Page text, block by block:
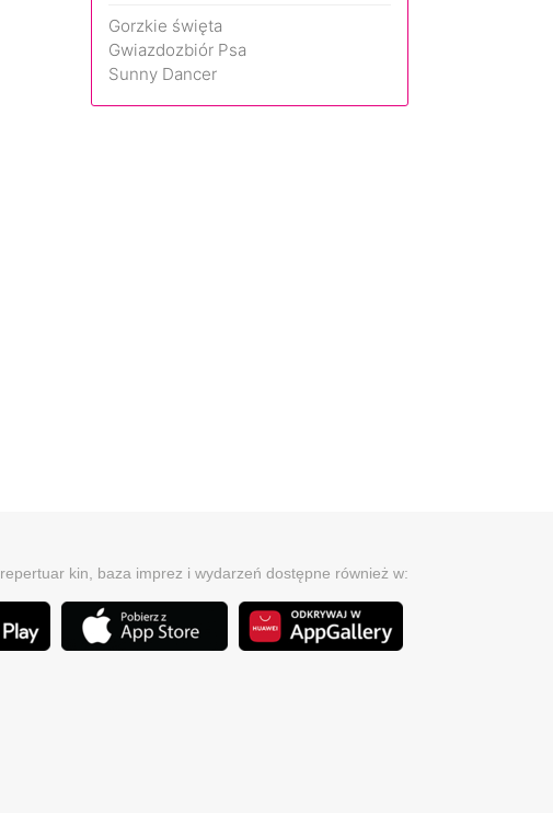
Gorzkie święta
Gwiazdozbiór Psa
Sunny Dancer
repertuar kin, baza imprez i wydarzeń dostępne również w: